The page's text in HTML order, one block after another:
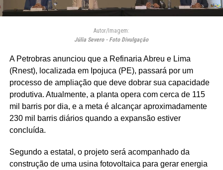
Autor/Imagem:
Júlia Severo - Foto Divulgação
A Petrobras anunciou que a Refinaria Abreu e Lima
(Rnest), localizada em Ipojuca (PE), passará por um
processo de ampliação que deve dobrar sua capacidade
produtiva. Atualmente, a planta opera com cerca de 115
mil barris por dia, e a meta é alcançar aproximadamente
230 mil barris diários quando a expansão estiver
concluída.
Segundo a estatal, o projeto será acompanhado da
construção de uma usina fotovoltaica para gerar energia